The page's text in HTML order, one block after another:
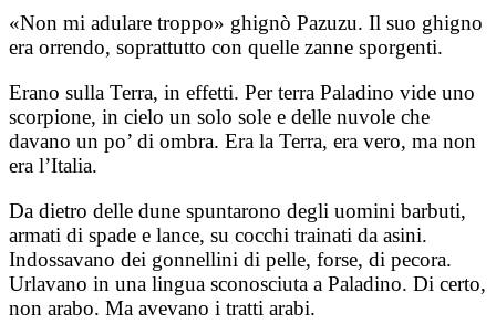
«Non mi adulare troppo» ghignò Pazuzu. Il suo ghigno
era orrendo, soprattutto con quelle zanne sporgenti.
Erano sulla Terra, in effetti. Per terra Paladino vide uno
scorpione, in cielo un solo sole e delle nuvole che
davano un po’ di ombra. Era la Terra, era vero, ma non
era l’Italia.
Da dietro delle dune spuntarono degli uomini barbuti,
armati di spade e lance, su cocchi trainati da asini.
Indossavano dei gonnellini di pelle, forse, di pecora.
Urlavano in una lingua sconosciuta a Paladino. Di certo,
non arabo. Ma avevano i tratti arabi.